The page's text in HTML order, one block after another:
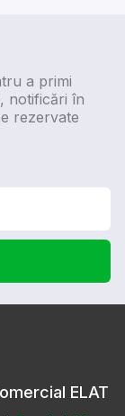
a primi
notificări în
rezervate
ELAT